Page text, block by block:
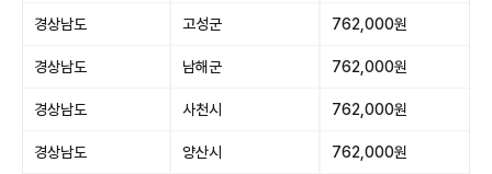
경상남도 고성군 762,000원
경상남도 남해군 762,000원
경상남도 사천시 762,000원
경상남도 양산시 762,000원